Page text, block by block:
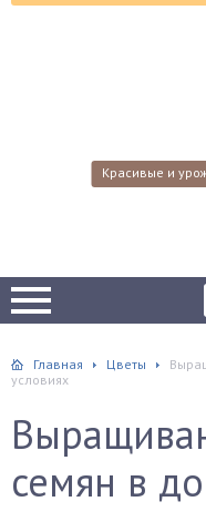
Красивые и
Главная Цветы
условиях
семян в